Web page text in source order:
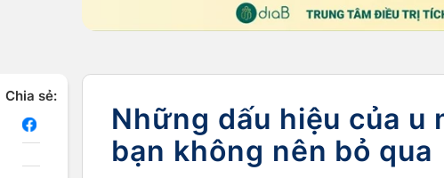
Chia sẻ:
Những dấu hiệu của u
bạn không nên bỏ qua